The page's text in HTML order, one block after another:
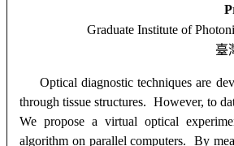
Graduate Institute of
臺
Optical diagnostic techniques are
through tissue structures. However, to
We propose a virtual optical
algorithm on parallel computers. By